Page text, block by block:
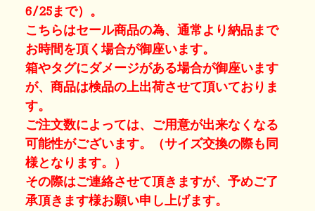
6/25まで）。
こちらはセール商品の為、通常より納品まで
お時間を頂く場合が御座います。
箱やタグにダメージがある場合が御座います
が、商品は検品の上出荷させて頂いておりま
す。
ご注文数によっては、ご用意が出来なくなる
可能性がございます。（サイズ交換の際も同
様となります。）
その際はご連絡させて頂きますが、予めご了
承頂きます様お願い申し上げます。